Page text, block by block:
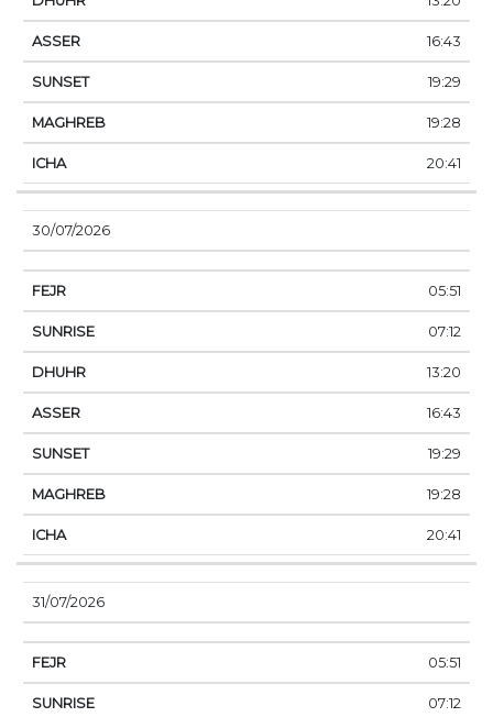
16:43
19:29
19:28
20:41
30/07/2026
05:51
07:12
13:20
16:43
19:29
19:28
20:41
31/07/2026
05:51
07:12